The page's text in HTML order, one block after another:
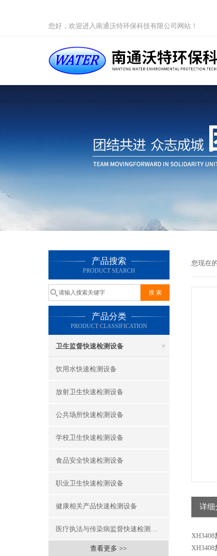
您好，欢迎进入南通沃特环保科技有限公司网站！
产品搜索
PRODUCT SEARCH
产品分类
PRODUCT CLASSIFICATION
卫生监督快速检测设备
饮用水快速检测设备
放射卫生快速检测设备
公共场所快速检测设备
学校卫生快速检测设备
食品安全快速检测设备
职业卫生快速检测设备
健康相关产品快速检测设备
医疗执法与传染病监督快速检测设备
查看更多 >>
您现在
详细
XH3408
XH3408